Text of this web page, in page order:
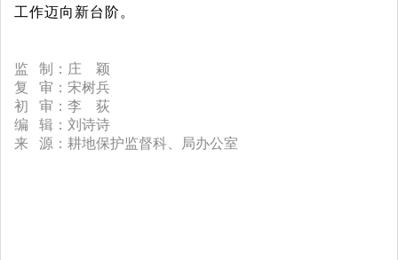
工作迈向新台阶。
监 制：庄 颖
复 审：宋树兵
初 审：李 荻
编 辑：刘诗诗
来 源： 耕地保护监督科、 局办公室